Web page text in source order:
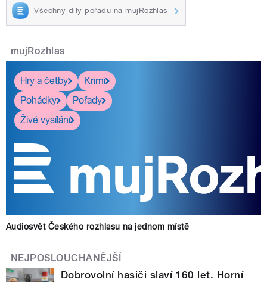
Všechny díly pořadu na mujRozhlas
mujRozhlas
Hry a četby
Krimi
Pohádky
Pořady
Živé vysílání
Audiosvět Českého rozhlasu na jednom místě
NEJPOSLOUCHANĚJŠÍ
Dobrovolní hasiči slaví 160 let. Horní